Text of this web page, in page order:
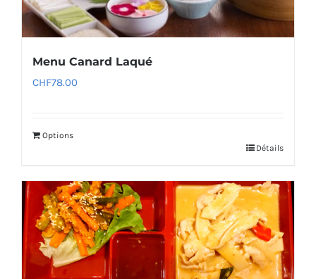
Menu Canard Laqué
CHF78.00
Options
Détails